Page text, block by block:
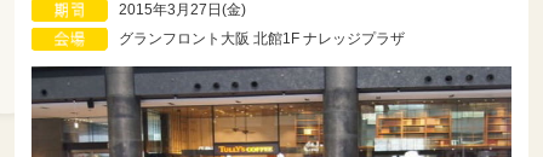
2015年3月27日(金)
グランフロント大阪 北館1F ナレッジプラザ